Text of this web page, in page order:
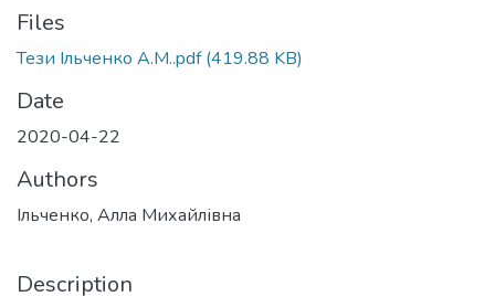
Files
Тези Ільченко А.М..pdf(419.88 KB)
Date
2020-04-22
Authors
Ільченко, Алла Михайлівна
Description